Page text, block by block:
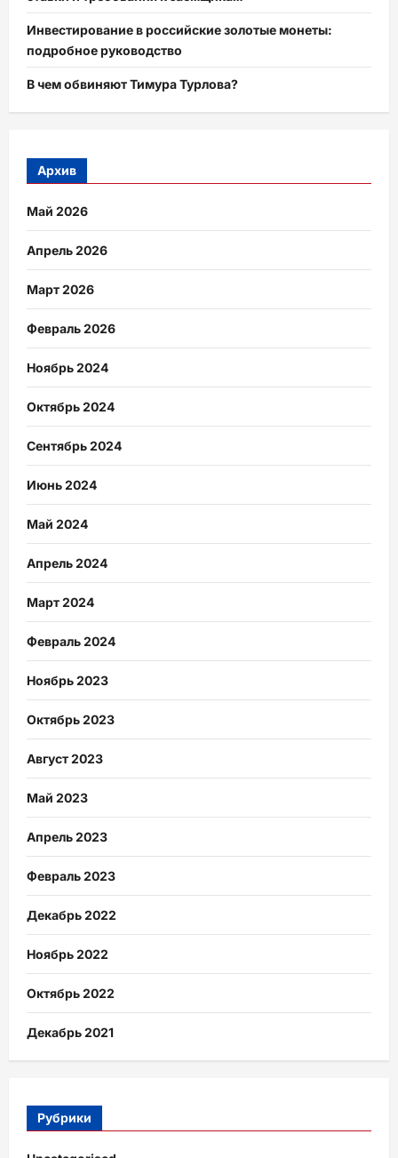
Инвестирование в российские золотые монеты:
подробное руководство
В чем обвиняют Тимура Турлова?
Архив
Май 2026
Апрель 2026
Март 2026
Февраль 2026
Ноябрь 2024
Октябрь 2024
Сентябрь 2024
Июнь 2024
Май 2024
Апрель 2024
Март 2024
Февраль 2024
Ноябрь 2023
Октябрь 2023
Август 2023
Май 2023
Апрель 2023
Февраль 2023
Декабрь 2022
Ноябрь 2022
Октябрь 2022
Декабрь 2021
Рубрики